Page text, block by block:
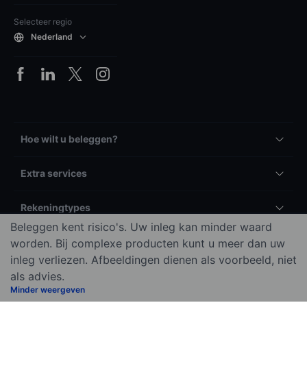
Selecteer regio
Nederland
Hoe wilt u beleggen?
Extra services
Rekeningtypes
Producten
Tarieven
Beleggen kent risico's. Uw inleg kan minder waard
worden. Bij complexe producten kunt u meer dan uw
inleg verliezen. Afbeeldingen dienen als voorbeeld, niet
als advies.
Minder weergeven